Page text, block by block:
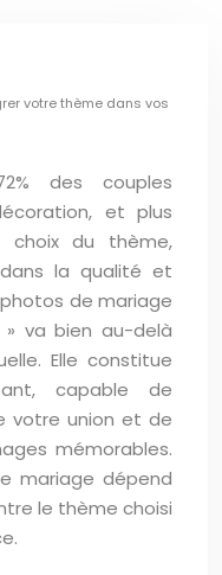
votre thème dans vos
des couples
et plus
choix du thème,
la qualité et
de mariage
va bien au-delà
Elle constitue
capable de
votre union et de
mémorables.
mariage dépend
le thème choisi